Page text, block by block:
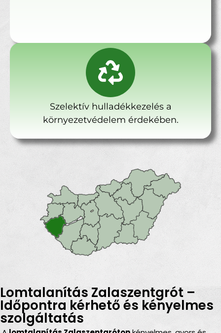
Szelektív hulladékkezelés a
környezetvédelem érdekében.
Lomtalanítás Zalaszentgrót –
Időpontra kérhető és kényelmes
szolgáltatás